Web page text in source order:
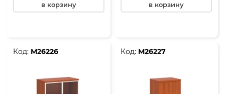
в корзину в корзину
Код: М26226 Код: М26227